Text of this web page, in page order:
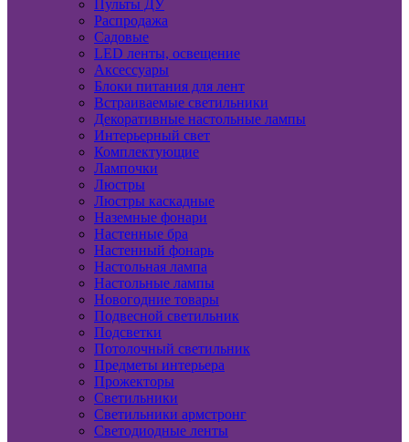
Пульты ДУ
Распродажа
Садовые
LED ленты, освещение
Аксессуары
Блоки питания для лент
Встраиваемые светильники
Декоративные настольные лампы
Интерьерный свет
Комплектующие
Лампочки
Люстры
Люстры каскадные
Наземные фонари
Настенные бра
Настенный фонарь
Настольная лампа
Настольные лампы
Новогодние товары
Подвесной светильник
Подсветки
Потолочный светильник
Предметы интерьера
Прожекторы
Светильники
Светильники армстронг
Светодиодные ленты